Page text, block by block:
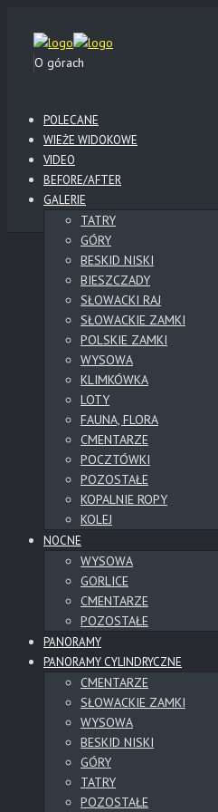
O górach
POLECANE
WIEŻE WIDOKOWE
VIDEO
BEFORE/AFTER
GALERIE
TATRY
GÓRY
BESKID NISKI
BIESZCZADY
SŁOWACKI RAJ
SŁOWACKIE ZAMKI
POLSKIE ZAMKI
WYSOWA
KLIMKÓWKA
LOTY
FAUNA, FLORA
CMENTARZE
POCZTÓWKI
POZOSTAŁE
KOPALNIE ROPY
KOLEJ
NOCNE
WYSOWA
GORLICE
CMENTARZE
POZOSTAŁE
PANORAMY
PANORAMY CYLINDRYCZNE
CMENTARZE
SŁOWACKIE ZAMKI
WYSOWA
BESKID NISKI
GÓRY
TATRY
POZOSTAŁE